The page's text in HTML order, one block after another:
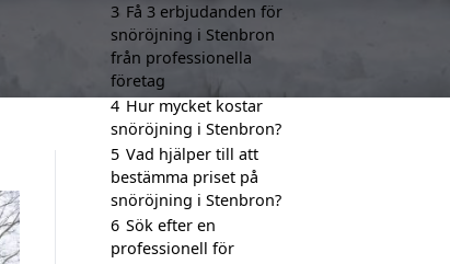
3 Få 3 erbjudanden för
snöröjning i Stenbron
från professionella
företag
4 Hur mycket kostar
snöröjning i Stenbron?
5 Vad hjälper till att
bestämma priset på
snöröjning i Stenbron?
6 Sök efter en
professionell för